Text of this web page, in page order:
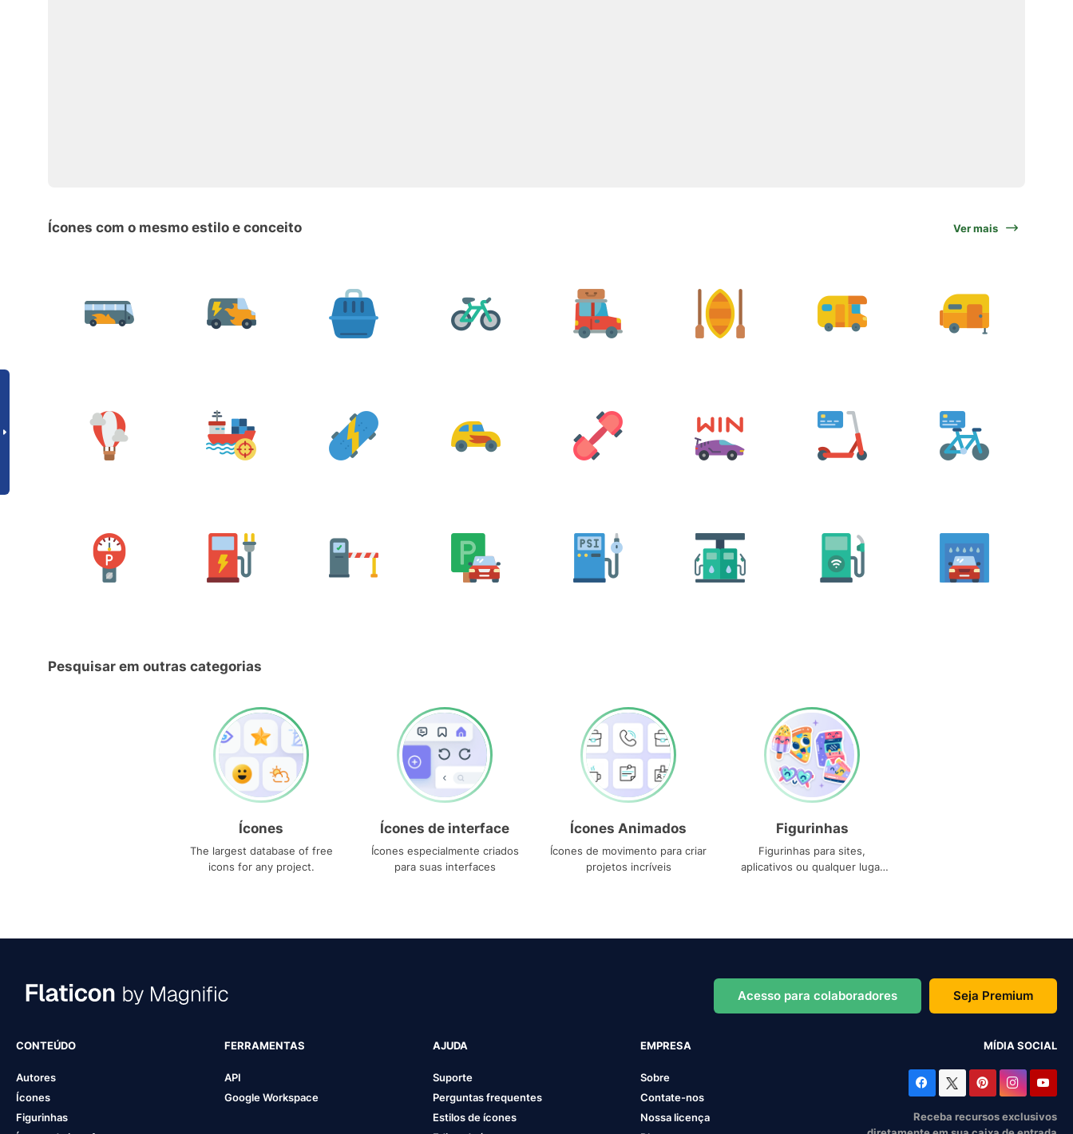
Ícones com o mesmo estilo e conceito Ver mais
Pesquisar em outras categorias
Ícones
The largest database of free
icons for any project.
Ícones de interface
Ícones especialmente criados
para suas interfaces
Ícones Animados
Ícones de movimento para criar
projetos incríveis
Figurinhas
Figurinhas para sites,
aplicativos ou qualquer lugar
Acesso para colaboradores Seja Premium
CONTEÚDO
Autores
Ícones
Figurinhas
FERRAMENTAS
API
Google Workspace
AJUDA
Suporte
Perguntas frequentes
Estilos de ícones
EMPRESA
Sobre
Contate-nos
Nossa licença
MÍDIA SOCIAL
Receba recursos exclusivos